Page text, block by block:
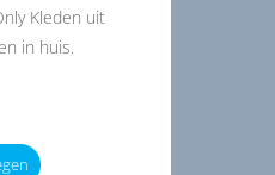
Kleden uit
in huis.